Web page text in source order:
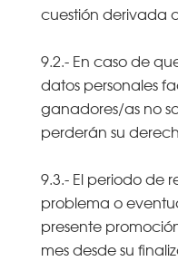
cuestión derivada
9.2.- En caso de
datos personales
ganadores/as no
perderán su
9.3.- El periodo de
problema o
presente
mes desde su